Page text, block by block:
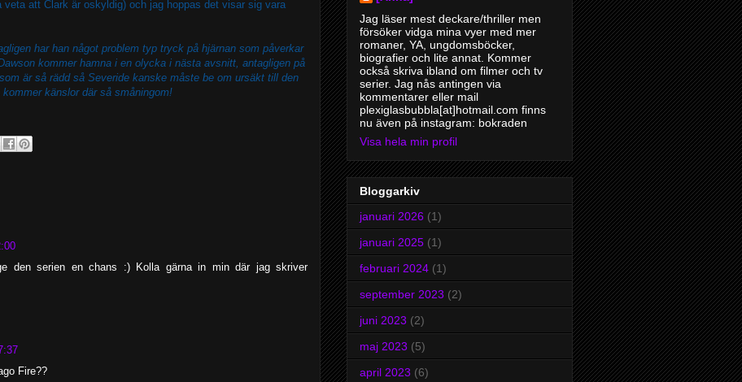
att Clark är oskyldig) och jag hoppas det visar sig vara
har han något problem typ tryck på hjärnan som påverkar
kommer hamna i en olycka i nästa avsnitt, antagligen på
är så rädd så Severide kanske måste be om ursäkt till den
känslor där så småningom!
den serien en chans :) Kolla gärna in min där jag skriver
Fire??
Jag läser mest deckare/thriller men
försöker vidga mina vyer med mer
romaner, YA, ungdomsböcker,
biografier och lite annat. Kommer
också skriva ibland om filmer och tv
serier. Jag nås antingen via
kommentarer eller mail
plexiglasbubbla[at]hotmail.com finns
nu även på instagram: bokraden
Visa hela min profil
Bloggarkiv
januari 2026 (1)
januari 2025 (1)
februari 2024 (1)
september 2023 (2)
juni 2023 (2)
maj 2023 (5)
april 2023 (6)